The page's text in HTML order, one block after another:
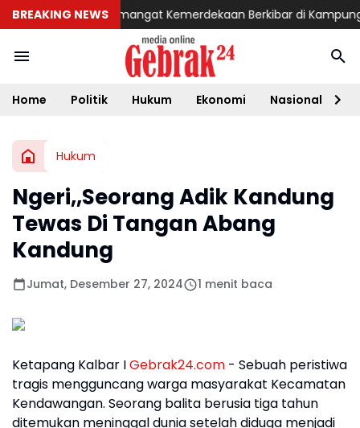
BREAKING NEWS
Utara Semangat Kemerdekaan Berkibar di Kampung
Home Politik Hukum Ekonomi Nasional
Hukum
Ngeri,,Seorang Adik Kandung
Tewas Di Tangan Abang
Kandung
Jumat, Desember 27, 2024 1 menit baca
Ketapang Kalbar IGebrak24.com - Sebuah peristiwa
tragis mengguncang warga masyarakat Kecamatan
Kendawangan. Seorang balita berusia tiga tahun
ditemukan meninggal dunia setelah diduga menjadi